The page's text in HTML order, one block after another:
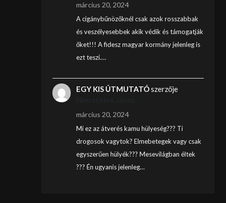
március 20, 2024
A cigánybűnözőknél csak azok rosszabbak
és veszélyesebbek akik védik és támogatják
őket!!! A fidesz magyar kormány jelenleg is
ezt teszi.…
EGY KIS ÚTMUTATÓszerzője
március 20, 2024
Mi ez az átverés kamu hülyeség??? Ti
drogosok vagytok? Elmebetegek vagy csak
egyszerűen hülyék??? Mesevilágban éltek
??? Én ugyanis jelenleg…